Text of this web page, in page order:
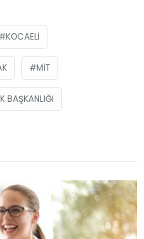
KOCAELI
MİT
BAŞKANLIĞI